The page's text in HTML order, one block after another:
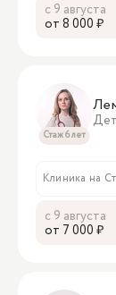
с 9 августа
oт 8 000 ₽
Стаж 6 лет
Клиника на
с 9 августа
oт 7 000 ₽